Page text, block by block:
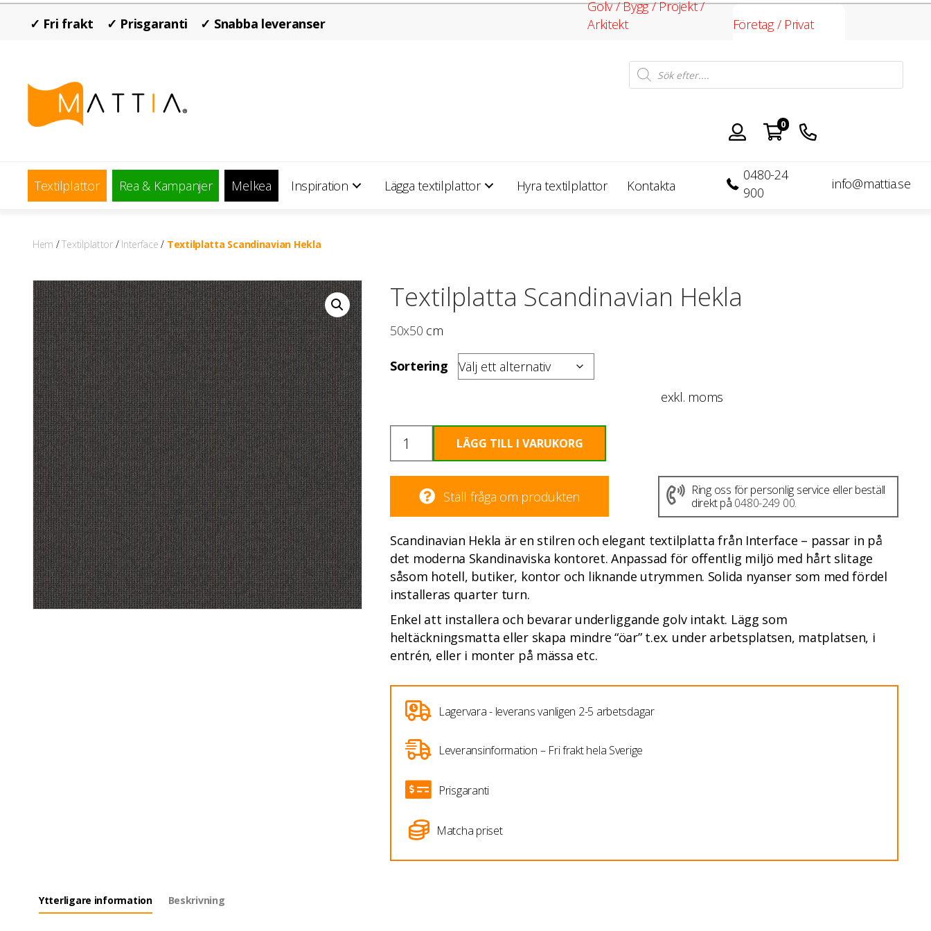
✓ Fri frakt ✓ Prisgaranti ✓ Snabba leveranser
Golv / Bygg / Projekt /
Arkitekt
Företag / Privat
Products
search
0
Textilplattor Rea & Kampanjer Melkea Inspiration Lägga textilplattor Hyra textilplattor Kontakta
0480-24
900
info@mattia.se
Hem /Textilplattor/ Interface / Textilplatta Scandinavian Hekla
Textilplatta Scandinavian Hekla
50x50 cm
Sortering
Textilplatta
Scandinavian
mängd
LÄGG TILL I VARUKORG
exkl. moms
Ställ fråga om produkten
Ring oss för personlig service eller beställ
direkt på 0480-249 00.
Scandinavian Hekla är en stilren och elegant textilplatta från Interface – passar in på
det moderna Skandinaviska kontoret. Anpassad för offentlig miljö med hårt slitage
såsom hotell, butiker, kontor och liknande utrymmen. Solida nyanser som med fördel
installeras quarter turn.
Enkel att installera och bevarar underliggande golv intakt. Lägg som
heltäckningsmatta eller skapa mindre “öar” t.ex. under arbetsplatsen, matplatsen, i
entrén, eller i monter på mässa etc.
Lagervara - leverans vanligen 2-5 arbetsdagar
Leveransinformation – Fri frakt hela Sverige
Prisgaranti
Matcha priset
Ytterligare information Beskrivning